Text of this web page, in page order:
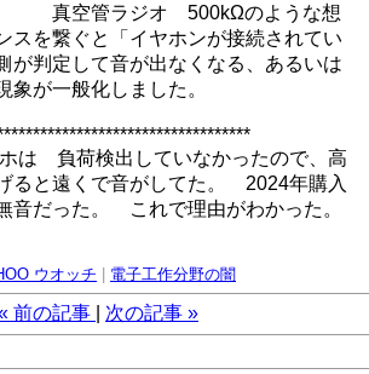
空管ラジオ 500kΩのような想
スを繋ぐと「イヤホンが接続されてい
が判定して音が出なくなる、あるいは
象が一般化しました。
は 負荷検出していなかったので、高
ると遠くで音がしてた。 2024年購入
音だった。 これで理由がわかった。
ウオッチ 電子工作分野の闇
前の記事 次の記事 »